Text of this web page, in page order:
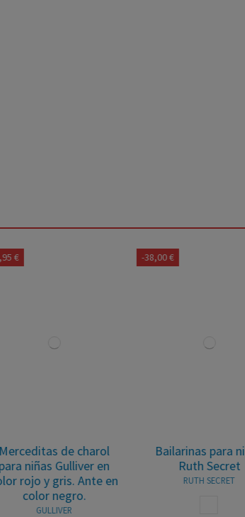
de charol
niñas Gulliver en
rojo y gris. Ante en
color negro.
GULLIVER
-38,00 €
Bailarinas para niñas
Ruth Secret
RUTH SECRET